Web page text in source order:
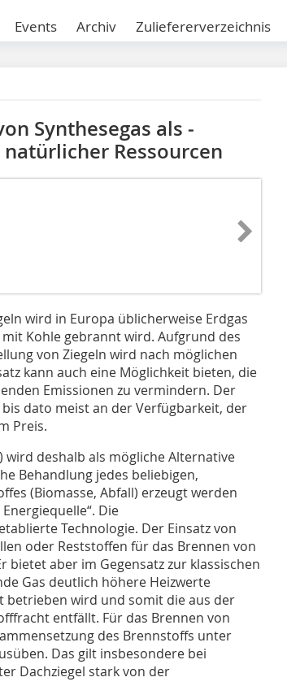
Events Archiv Zuliefererverzeichnis
Synthesegas als
Ressourcen
wird in Europa üblicherweise Erdgas
Kohle gebrannt wird. Aufgrund des
von Ziegeln wird nach möglichen
kann auch eine Möglichkeit bieten, die
Emissionen zu vermindern. Der
dato meist an der Verfügbarkeit, der
Preis.
wird deshalb als mögliche Alternative
Behandlung jedes beliebigen,
(Biomasse, Abfall) erzeugt werden
Die
Technologie. Der Einsatz von
oder Reststoffen für das Brennen von
aber im Gegensatz zur klassischen
Gas deutlich höhere Heizwerte
betrieben wird und somit die aus der
entfällt. Für das Brennen von
des Brennstoffs unter
Das gilt insbesondere bei
Dachziegel stark von der